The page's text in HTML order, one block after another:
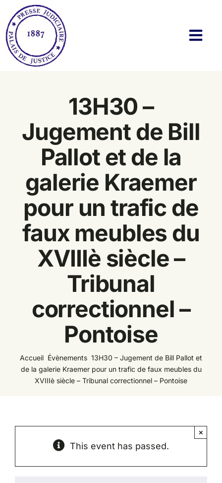
Passer
au
contenu
Membres
Bibliothèque
Twitter & Blog
Contact
13H30 –
Jugement de Bill
Pallot et de la
galerie Kraemer
pour un trafic de
faux meubles du
XVIIIè siècle –
Tribunal
correctionnel –
Pontoise
Accueil Évènements 13H30 – Jugement de Bill Pallot et
de la galerie Kraemer pour un trafic de faux meubles du
XVIIIè siècle – Tribunal correctionnel – Pontoise
This event has passed.
×